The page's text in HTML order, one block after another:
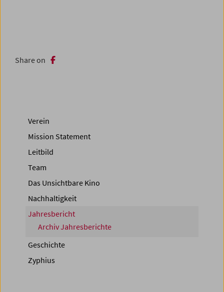
Share on
Verein
Mission Statement
Leitbild
Team
Das Unsichtbare Kino
Nachhaltigkeit
Jahresbericht
Archiv Jahresberichte
Geschichte
Zyphius